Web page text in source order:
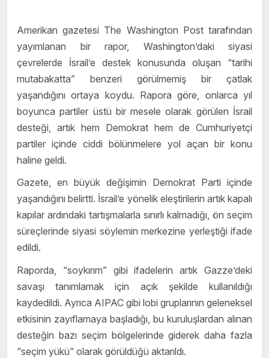
Amerikan gazetesi The Washington Post tarafından
yayımlanan bir rapor, Washington’daki siyasi
çevrelerde İsrail’e destek konusunda oluşan “tarihi
mutabakatta” benzeri görülmemiş bir çatlak
yaşandığını ortaya koydu. Rapora göre, onlarca yıl
boyunca partiler üstü bir mesele olarak görülen İsrail
desteği, artık hem Demokrat hem de Cumhuriyetçi
partiler içinde ciddi bölünmelere yol açan bir konu
haline geldi.
Gazete, en büyük değişimin Demokrat Parti içinde
yaşandığını belirtti. İsrail’e yönelik eleştirilerin artık kapalı
kapılar ardındaki tartışmalarla sınırlı kalmadığı, ön seçim
süreçlerinde siyasi söylemin merkezine yerleştiği ifade
edildi.
Raporda, “soykırım” gibi ifadelerin artık Gazze’deki
savaşı tanımlamak için açık şekilde kullanıldığı
kaydedildi. Ayrıca AIPAC gibi lobi gruplarının geleneksel
etkisinin zayıflamaya başladığı, bu kuruluşlardan alınan
desteğin bazı seçim bölgelerinde giderek daha fazla
“seçim yükü” olarak görüldüğü aktarıldı.